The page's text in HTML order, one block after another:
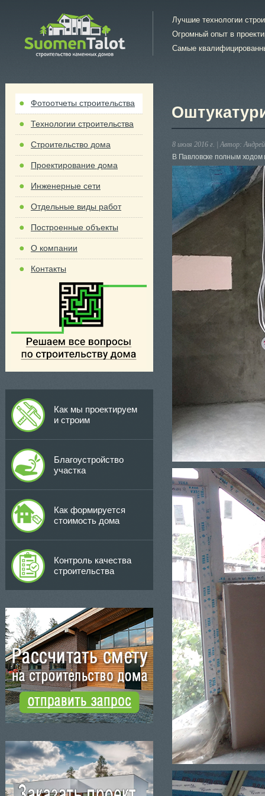
Лучшие технологии
Огромный опыт в
Самые
Фотоотчеты строительства
Технологии строительства
Строительство дома
Проектирование дома
Инженерные сети
Отдельные виды работ
Построенные объекты
О компании
Контакты
Как мы проектируем
и строим
Благоустройство
участка
Как формируется
стоимость дома
Контроль качества
строительства
8 июля 2016 г. | Автор:
В Павловске полным ходом